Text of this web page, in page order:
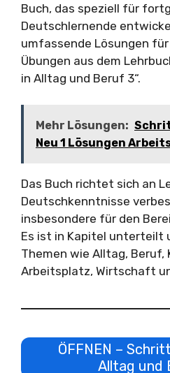
Buch, das speziell für
Deutschlernende
umfassende Lösungen
Übungen aus dem
in Alltag und Beruf 3“.
Mehr Lösungen:
Neu 1 Lösungen
Das Buch richtet sich an
Deutschkenntnisse
insbesondere für den
Es ist in Kapitel unterteilt
Themen wie Alltag, Beruf,
Arbeitsplatz, Wirtschaft
ÖFFNEN –
Alltag und